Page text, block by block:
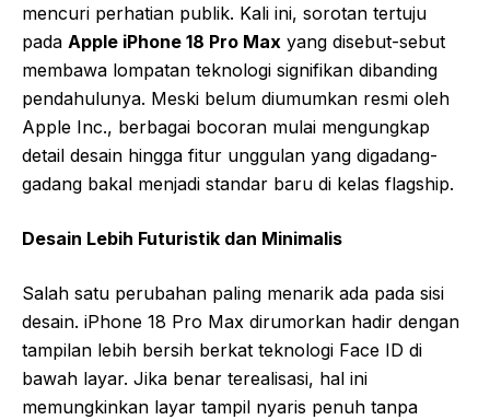
mencuri perhatian publik. Kali ini, sorotan tertuju
pada Apple iPhone 18 Pro Max yang disebut-sebut
membawa lompatan teknologi signifikan dibanding
pendahulunya. Meski belum diumumkan resmi oleh
Apple Inc., berbagai bocoran mulai mengungkap
detail desain hingga fitur unggulan yang digadang-
gadang bakal menjadi standar baru di kelas flagship.
Desain Lebih Futuristik dan Minimalis
Salah satu perubahan paling menarik ada pada sisi
desain. iPhone 18 Pro Max dirumorkan hadir dengan
tampilan lebih bersih berkat teknologi Face ID di
bawah layar. Jika benar terealisasi, hal ini
memungkinkan layar tampil nyaris penuh tanpa